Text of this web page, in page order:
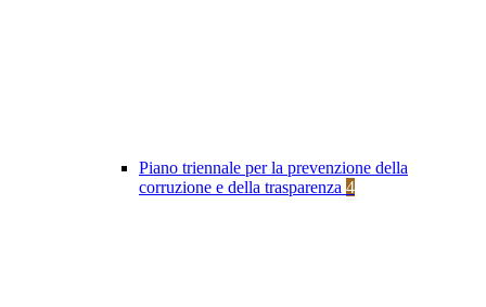
Piano triennale per la prevenzione della
corruzione e della trasparenza 4